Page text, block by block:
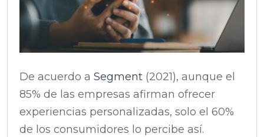
De acuerdo a Segment (2021), aunque el
85% de las empresas afirman ofrecer
experiencias personalizadas, solo el 60%
de los consumidores lo percibe así.